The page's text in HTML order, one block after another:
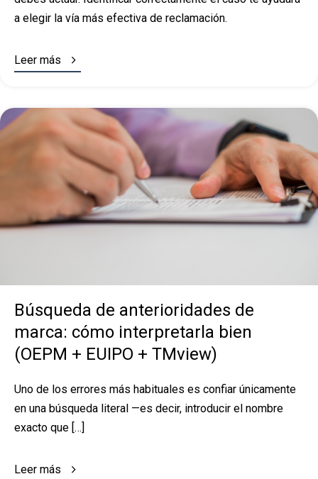
a elegir la vía más efectiva de reclamación.
Leer más 
Búsqueda de anterioridades de
marca: cómo interpretarla bien
(OEPM + EUIPO + TMview)
Uno de los errores más habituales es confiar únicamente
en una búsqueda literal —es decir, introducir el nombre
exacto que […]
Leer más 